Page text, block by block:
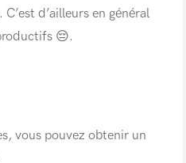
d’ailleurs en général
😔.
vous pouvez obtenir un